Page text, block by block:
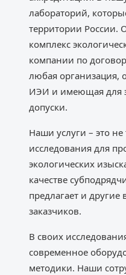
лабораторий,
территории России.
комплекс
компании по
любая организация,
ИЭИ и имеющая для
допуски.
Наши услуги – это
исследования для
экологических
качестве
предлагает и
заказчиков.
В своих
современное
методики. Наши